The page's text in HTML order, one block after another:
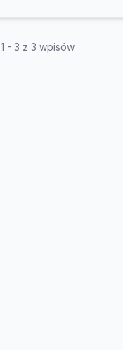
1 - 3 z 3 wpisów